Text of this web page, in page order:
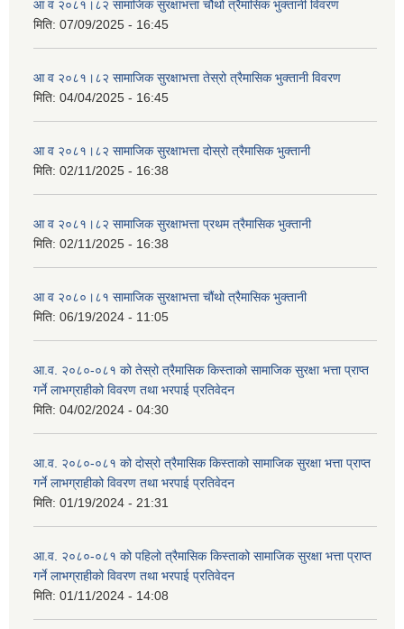
आ व २०८१।८२ सामाजिक सुरक्षाभत्ता चौथो त्रैमासिक भुक्तानी विवरण
मिति: 07/09/2025 - 16:45
आ व २०८१।८२ सामाजिक सुरक्षाभत्ता तेस्रो त्रैमासिक भुक्तानी विवरण
मिति: 04/04/2025 - 16:45
आ व २०८१।८२ सामाजिक सुरक्षाभत्ता दोस्रो त्रैमासिक भुक्तानी
मिति: 02/11/2025 - 16:38
आ व २०८१।८२ सामाजिक सुरक्षाभत्ता प्रथम त्रैमासिक भुक्तानी
मिति: 02/11/2025 - 16:38
आ व २०८०।८१ सामाजिक सुरक्षाभत्ता चौंथो त्रैमासिक भुक्तानी
मिति: 06/19/2024 - 11:05
आ.व. २०८०-०८१ को तेस्रो त्रैमासिक किस्ताको सामाजिक सुरक्षा भत्ता प्राप्त
गर्ने लाभग्राहीको विवरण तथा भरपाई प्रतिवेदन
मिति: 04/02/2024 - 04:30
आ.व. २०८०-०८१ को दोस्रो त्रैमासिक किस्ताको सामाजिक सुरक्षा भत्ता प्राप्त
गर्ने लाभग्राहीको विवरण तथा भरपाई प्रतिवेदन
मिति: 01/19/2024 - 21:31
आ.व. २०८०-०८१ को पहिलो त्रैमासिक किस्ताको सामाजिक सुरक्षा भत्ता प्राप्त
गर्ने लाभग्राहीको विवरण तथा भरपाई प्रतिवेदन
मिति: 01/11/2024 - 14:08